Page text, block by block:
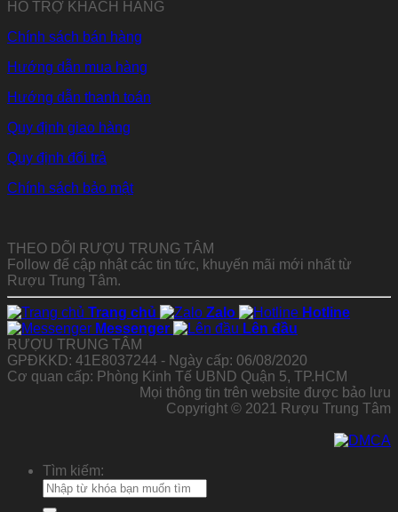
HỖ TRỢ KHÁCH HÀNG
Chính sách bán hàng
Hướng dẫn mua hàng
Hướng dẫn thanh toán
Quy định giao hàng
Quy định đổi trả
Chính sách bảo mật
THEO DÕI RƯỢU TRUNG TÂM
Follow để cập nhật các tin tức, khuyến mãi mới nhất từ
Rượu Trung Tâm.
Trang chủ Zalo
Hotline
Messenger
Lên đầu
RƯỢU TRUNG TÂM
GPĐKKD: 41E8037244 - Ngày cấp: 06/08/2020
Cơ quan cấp: Phòng Kinh Tế UBND Quận 5, TP.HCM
Mọi thông tin trên website được bảo lưu
Copyright © 2021 Rượu Trung Tâm
Tìm kiếm: